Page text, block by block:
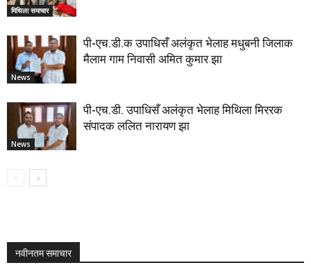
मिथिला समाचार
News
पी-एच.डी.क उपाधिसँ अलंकृत भेलाह मधुबनी जिलाक
मैलाम गाम निवासी अमित कुमार झा
News
पी-एच.डी. उपाधिसँ अलंकृत भेलाह मिथिला मिररक
संपादक ललित नारायण झा
नवीनतम समाचार